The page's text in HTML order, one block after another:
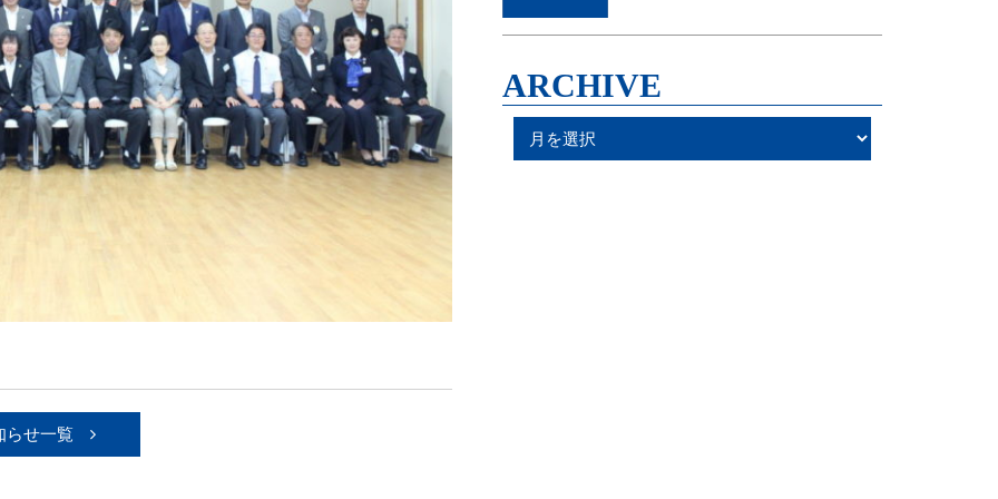
らせ一覧
ARCHIVE